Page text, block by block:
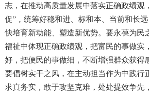
志，在推动高质量发展中落实正确政绩观
促”，统筹好稳和进、标和本、当前和长
快培育新动能、塑造新优势。要永葆为民
福祉中体现正确政绩观，把富民的事做实
好，把便民的事做细，不断增强群众获得
要倡树实干之风，在主动担当作为中践行
求真务实，敢于攻坚克难，处处提效争先